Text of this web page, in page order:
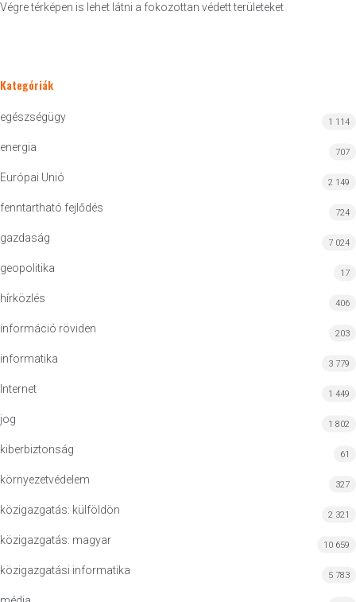
Végre térképen is lehet látni a fokozottan védett területeket
Kategóriák
egészségügy 1 114
energia 707
Európai Unió 2 149
fenntartható fejlődés 724
gazdaság 7 024
geopolitika 17
hírközlés 406
információ röviden 203
informatika 3 779
Internet 1 449
jog 1 802
kiberbiztonság 61
környezetvédelem 327
közigazgatás: külföldön 2 321
közigazgatás: magyar 10 659
közigazgatási informatika 5 783